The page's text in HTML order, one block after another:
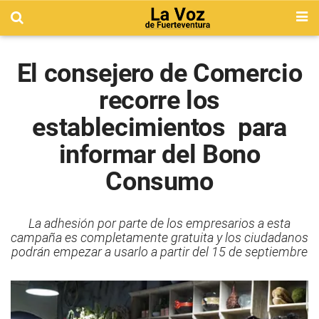
El consejero de Comercio
recorre los
establecimientos para
informar del Bono
Consumo
La adhesión por parte de los empresarios a esta
campaña es completamente gratuita y los ciudadanos
podrán empezar a usarlo a partir del 15 de septiembre